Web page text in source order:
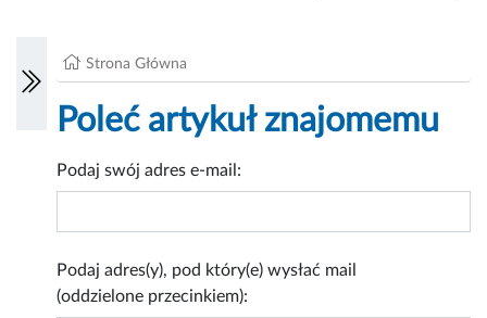
Strona Główna
Poleć artykuł znajomemu
Podaj swój adres e-mail:
Podaj adres(y), pod który(e) wysłać mail
(oddzielone przecinkiem):